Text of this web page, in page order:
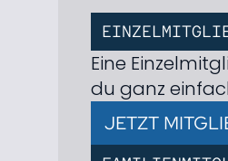
Eine
du ganz
JETZT